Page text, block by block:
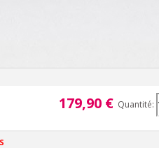
179,90 € Quantité: